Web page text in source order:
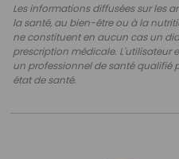
Les informations diffusées sur les
la santé, au bien-être ou à la
ne constituent en aucun cas un
prescription médicale. L'utilisateur
un professionnel de santé qualifié
état de santé.